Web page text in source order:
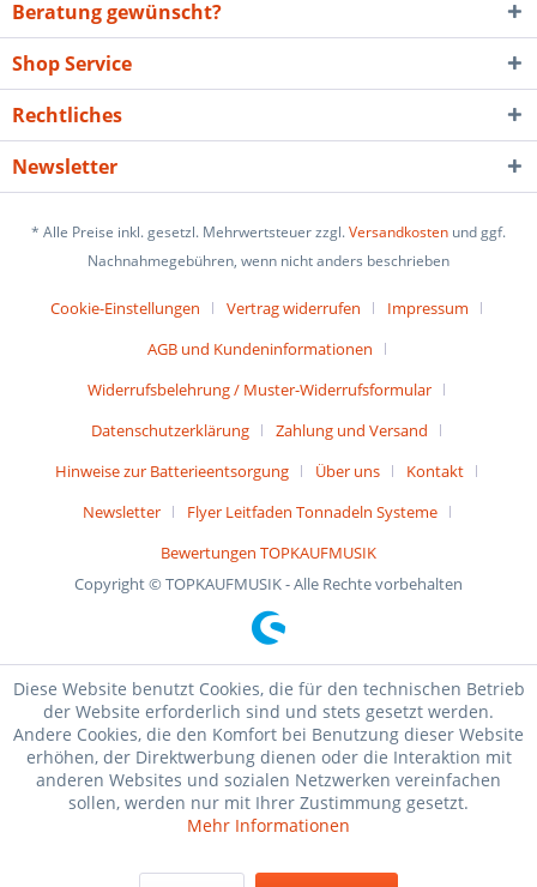
Beratung gewünscht?
Shop Service
Rechtliches
Newsletter
* Alle Preise inkl. gesetzl. Mehrwertsteuer zzgl.Versandkosten und ggf.
Nachnahmegebühren, wenn nicht anders beschrieben
Cookie-Einstellungen Vertrag widerrufen
Impressum
AGB und Kundeninformationen
Widerrufsbelehrung / Muster-Widerrufsformular
Datenschutzerklärung
Zahlung und Versand
Hinweise zur Batterieentsorgung
Über uns
Kontakt
Newsletter
Flyer Leitfaden Tonnadeln Systeme
Bewertungen TOPKAUFMUSIK
Copyright © TOPKAUFMUSIK - Alle Rechte vorbehalten
Diese Website benutzt Cookies, die für den technischen Betrieb
der Website erforderlich sind und stets gesetzt werden.
Andere Cookies, die den Komfort bei Benutzung dieser Website
erhöhen, der Direktwerbung dienen oder die Interaktion mit
anderen Websites und sozialen Netzwerken vereinfachen
sollen, werden nur mit Ihrer Zustimmung gesetzt.
Mehr Informationen